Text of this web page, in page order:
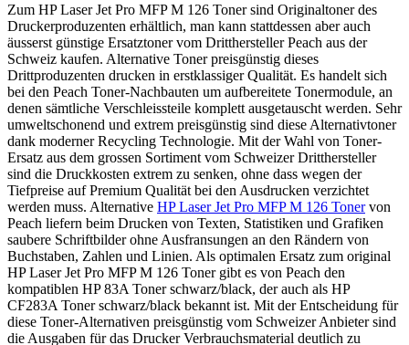
Zum HP Laser Jet Pro MFP M 126 Toner sind Originaltoner des
Druckerproduzenten erhältlich, man kann stattdessen aber auch
äusserst günstige Ersatztoner vom Dritthersteller Peach aus der
Schweiz kaufen. Alternative Toner preisgünstig dieses
Drittproduzenten drucken in erstklassiger Qualität. Es handelt sich
bei den Peach Toner-Nachbauten um aufbereitete Tonermodule, an
denen sämtliche Verschleissteile komplett ausgetauscht werden. Sehr
umweltschonend und extrem preisgünstig sind diese Alternativtoner
dank moderner Recycling Technologie. Mit der Wahl von Toner-
Ersatz aus dem grossen Sortiment vom Schweizer Dritthersteller
sind die Druckkosten extrem zu senken, ohne dass wegen der
Tiefpreise auf Premium Qualität bei den Ausdrucken verzichtet
werden muss. Alternative HP Laser Jet Pro MFP M 126 Tonervon
Peach liefern beim Drucken von Texten, Statistiken und Grafiken
saubere Schriftbilder ohne Ausfransungen an den Rändern von
Buchstaben, Zahlen und Linien. Als optimalen Ersatz zum original
HP Laser Jet Pro MFP M 126 Toner gibt es von Peach den
kompatiblen HP 83A Toner schwarz/black, der auch als HP
CF283A Toner schwarz/black bekannt ist. Mit der Entscheidung für
diese Toner-Alternativen preisgünstig vom Schweizer Anbieter sind
die Ausgaben für das Drucker Verbrauchsmaterial deutlich zu